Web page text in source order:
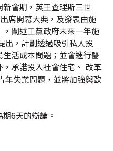
會期，英王查理斯三世
席開幕大典，及發表由施
闡述工黨政府未來一年施
出，計劃透過吸引私人投
活成本問題；並會進行醫
承諾投入社會住宅、 改革
年失業問題，並將加強與歐
6天的辯論。